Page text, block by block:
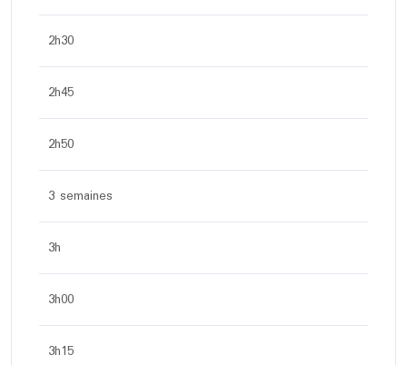
2h30
2h45
2h50
3 semaines
3h
3h00
3h15